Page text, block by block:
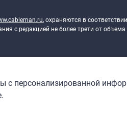
, охраняются в
с редакцией не более трети от
с персонализированной